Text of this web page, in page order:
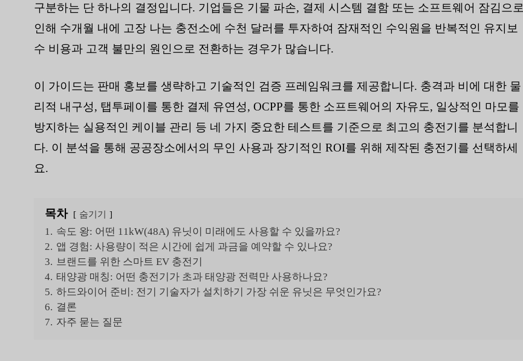
구분하는 단 하나의 결정입니다. 기업들은 기물 파손, 결제 시스템 결함 또는 소프트웨어 잠김으로
인해 수개월 내에 고장 나는 충전소에 수천 달러를 투자하여 잠재적인 수익원을 반복적인 유지보
수 비용과 고객 불만의 원인으로 전환하는 경우가 많습니다.
이 가이드는 판매 홍보를 생략하고 기술적인 검증 프레임워크를 제공합니다. 충격과 비에 대한 물
리적 내구성, 탭투페이를 통한 결제 유연성, OCPP를 통한 소프트웨어의 자유도, 일상적인 마모를
방지하는 실용적인 케이블 관리 등 네 가지 중요한 테스트를 기준으로 최고의 충전기를 분석합니
다. 이 분석을 통해 공공장소에서의 무인 사용과 장기적인 ROI를 위해 제작된 충전기를 선택하세
요.
목차 숨기기
1. 속도 왕: 어떤 11kW(48A) 유닛이 미래에도 사용할 수 있을까요?
2. 앱 경험: 사용량이 적은 시간에 쉽게 과금을 예약할 수 있나요?
3. 브랜드를 위한 스마트 EV 충전기
4. 태양광 매칭: 어떤 충전기가 초과 태양광 전력만 사용하나요?
5. 하드와이어 준비: 전기 기술자가 설치하기 가장 쉬운 유닛은 무엇인가요?
6. 결론
7. 자주 묻는 질문